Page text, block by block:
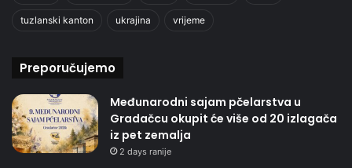
tuzlanski kanton ukrajina vrijeme
Preporučujemo
Međunarodni sajam pčelarstva u
Gradačcu okupit će više od 20 izlagača
iz pet zemalja
2 days ranije